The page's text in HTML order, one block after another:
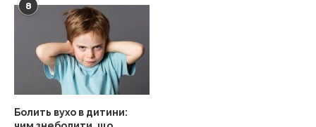
8
Болить вухо в дитини: